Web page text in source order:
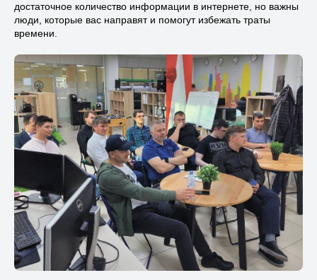
достаточное количество информации в интернете, но важны
люди, которые вас направят и помогут избежать траты
времени.